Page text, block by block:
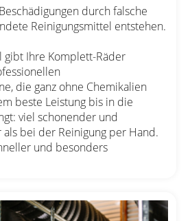
durch falsche
Reinigungsmittel entstehen.
gibt Ihre Komplett-Räder
die ganz ohne Chemikalien
beste Leistung bis in die
viel schonender und
bei der Reinigung per Hand.
und besonders